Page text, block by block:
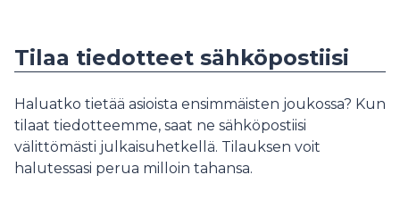
Tilaa tiedotteet sähköpostiisi
Haluatko tietää asioista ensimmäisten joukossa? Kun
tilaat tiedotteemme, saat ne sähköpostiisi
välittömästi julkaisuhetkellä. Tilauksen voit
halutessasi perua milloin tahansa.